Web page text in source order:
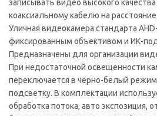
записывать видео высокого
коаксиальному кабелю на
Уличная видеокамера стандарта
фиксированным объективом и ИК-
Предназначены для организации
При недостаточной освещенности
переключается в черно-белый
подсветку. В комплектации
обработка потока, авто экспозиция,